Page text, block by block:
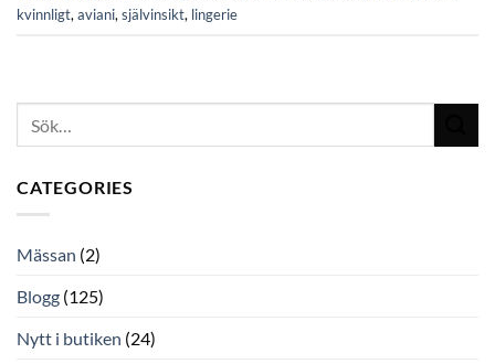
kvinnligt,aviani,självinsikt, lingerie
CATEGORIES
Mässan (2)
Blogg (125)
Nytt i butiken (24)